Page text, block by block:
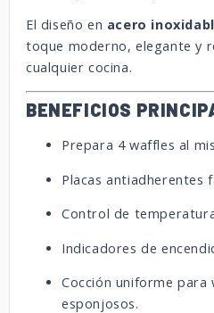
El diseño en acero
toque moderno, elegante y
cualquier cocina.
BENEFICIOS
Prepara 4 waffles al
Placas antiadherentes
Control de
Indicadores de
Cocción uniforme para
esponjosos.